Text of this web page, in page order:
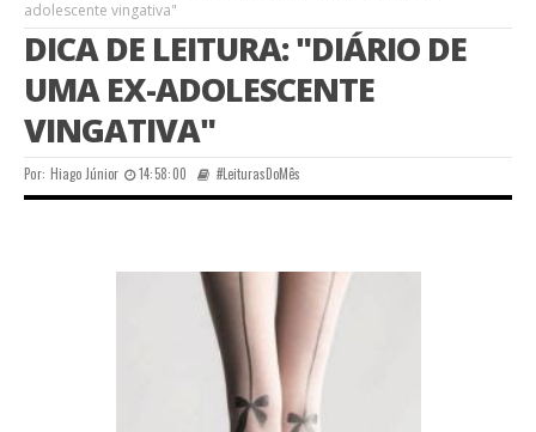
adolescente vingativa"
DICA DE LEITURA: "DIÁRIO DE
UMA EX-ADOLESCENTE
VINGATIVA"
Por: Hiago Júnior 14:58:00 #LeiturasDoMês